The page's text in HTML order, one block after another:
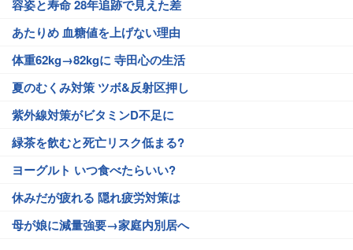
容姿と寿命 28年追跡で見えた差
あたりめ 血糖値を上げない理由
体重62kg→82kgに 寺田心の生活
夏のむくみ対策 ツボ&反射区押し
紫外線対策がビタミンD不足に
緑茶を飲むと死亡リスク低まる?
ヨーグルト いつ食べたらいい?
休みだが疲れる 隠れ疲労対策は
母が娘に減量強要→家庭内別居へ